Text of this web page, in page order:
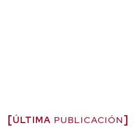
ÚLTIMA PUBLICACIÓN